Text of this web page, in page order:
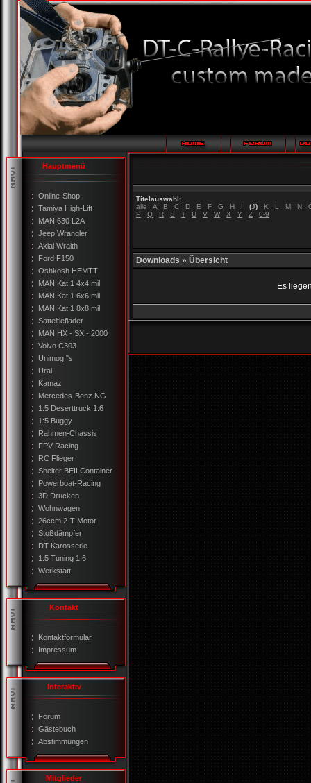
Hauptmenü
Online-Shop
Tamiya High-Lift
MAN 630 L2A
Jeep Wrangler
Axial Wraith
Ford F150
Oshkosh HEMTT
MAN Kat 1 4x4 mil
MAN Kat 1 6x6 mil
MAN Kat 1 8x8 mil
Satteltieflader
MAN HX - SX - 2000
Volvo C303
Unimog "s
Ural
Kamaz
Mercedes-Benz NG
1:5 Deserttruck 1:6
1:5 Buggy
Rahmen-Chassis
FPV Racing
RC Flieger
Shelter BEII Container
Powerboat-Racing
3D Drucken
Wohnwagen
26ccm 2-T Motor
Stoßdämpfer
DT Karosserie
1:5 Tuning 1:6
Werkstatt
Kontakt
Kontaktformular
Impressum
Interaktiv
Forum
Gästebuch
Abstimmungen
Mitglieder
Titelauswahl:
alle
A B C D E F G H I (J) K L M N
P
Q R S T U V W X Y Z 0-9
Downloads » Übersicht
Es